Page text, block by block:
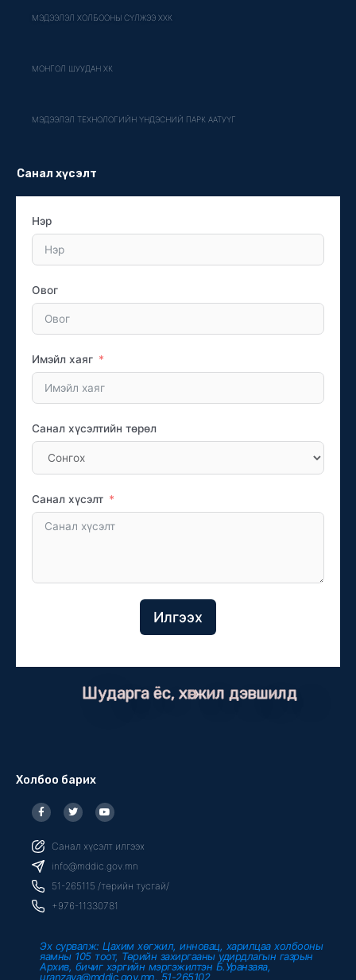
МЭДЭЭЛЭЛ ХОЛБООНЫ СҮЛЖЭЭ ХХК
МОНГОЛ ШУУДАН ХК
МЭДЭЭЛЭЛ ТЕХНОЛОГИЙН ҮНДЭСНИЙ ПАРК ААТУҮГ
Санал хүсэлт
Нэр
Овог
Имэйл хаяг
Санал хүсэлтийн төрөл
Санал хүсэлт
Илгээх
Шударга ёс, хөгжил дэвшилд
Холбоо барих
F
a
c
b
o
o
k
f
T
w
i
t
r
Y
o
u
u
e
Санал хүсэлт илгээх
info@mddic.gov.mn
51-265115 /төрийн тусгай/
+976-11330781
Эх сурвалж: Цахим хөгжил, инновац, харилцаа холбооны
яамны 105 тоот, Төрийн захиргааны удирдлагын газрын
Архив, бичиг хэргийн мэргэжилтэн Б.Уранзаяа,
uranzaya@mddic.gov.mn, 51-265102